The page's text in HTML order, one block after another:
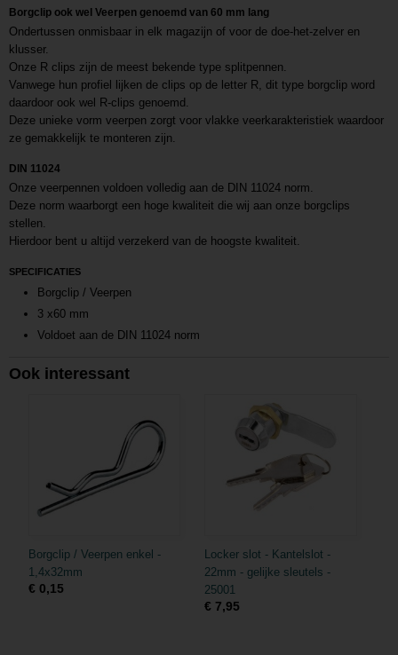
Borgclip ook wel Veerpen genoemd van 60 mm lang
Ondertussen onmisbaar in elk magazijn of voor de doe-het-zelver en
klusser.
Onze R clips zijn de meest bekende type splitpennen.
Vanwege hun profiel lijken de clips op de letter R, dit type borgclip word
daardoor ook wel R-clips genoemd.
Deze unieke vorm veerpen zorgt voor vlakke veerkarakteristiek waardoor
ze gemakkelijk te monteren zijn.
DIN 11024
Onze veerpennen voldoen volledig aan de DIN 11024 norm.
Deze norm waarborgt een hoge kwaliteit die wij aan onze borgclips
stellen.
Hierdoor bent u altijd verzekerd van de hoogste kwaliteit.
SPECIFICATIES
Borgclip / Veerpen
3 x60 mm
Voldoet aan de DIN 11024 norm
Ook interessant
Borgclip / Veerpen enkel -
1,4x32mm
€ 0,15
Locker slot - Kantelslot -
22mm - gelijke sleutels -
25001
€ 7,95